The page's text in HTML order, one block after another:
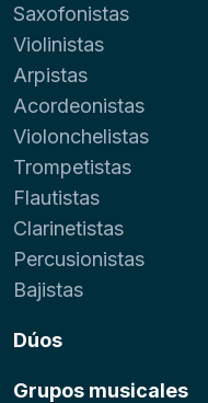
Saxofonistas
Violinistas
Arpistas
Acordeonistas
Violonchelistas
Trompetistas
Flautistas
Clarinetistas
Percusionistas
Bajistas
Dúos
Grupos musicales